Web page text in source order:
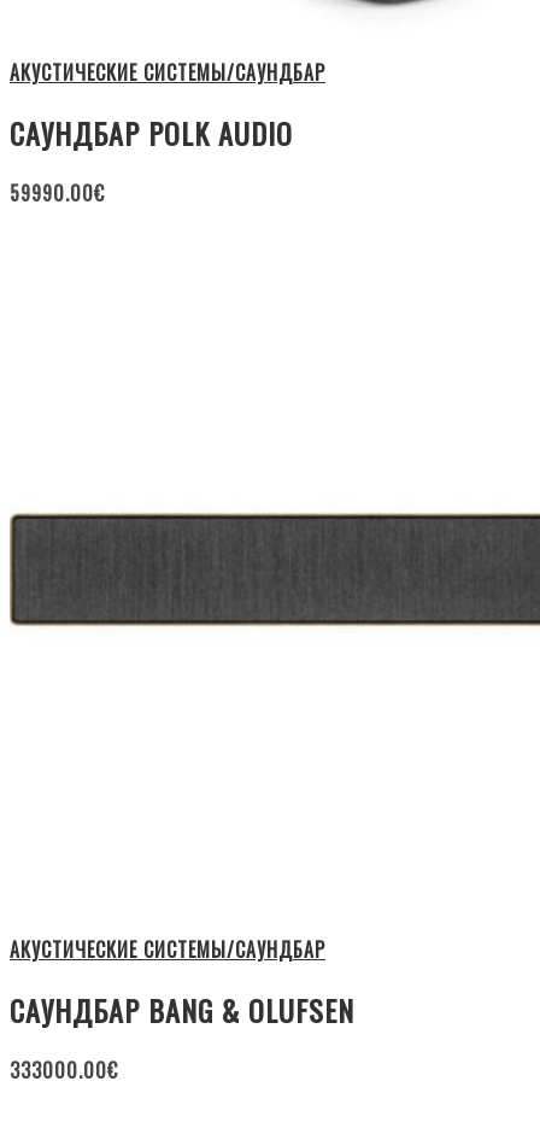
АКУСТИЧЕСКИЕ СИСТЕМЫ/САУНДБАР
САУНДБАР POLK AUDIO
59990.00€
АКУСТИЧЕСКИЕ СИСТЕМЫ/САУНДБАР
САУНДБАР BANG & OLUFSEN
333000.00€